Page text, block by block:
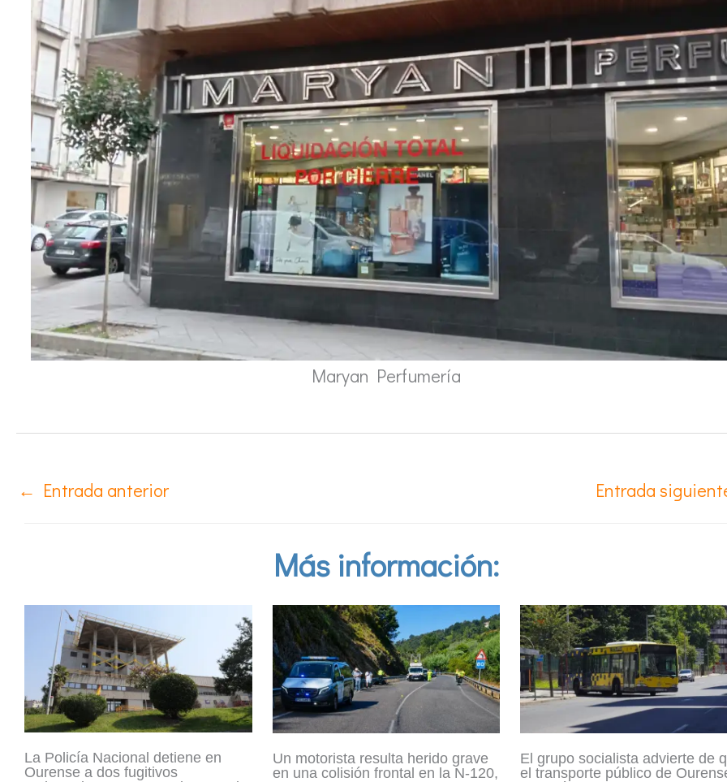
Maryan Perfumería
← Entrada anterior Entrada
Más información:
La Policía Nacional detiene en
Ourense a dos fugitivos
Un motorista resulta herido grave
en una colisión frontal en la N-120,
El grupo socialista advierte de
el transporte público de